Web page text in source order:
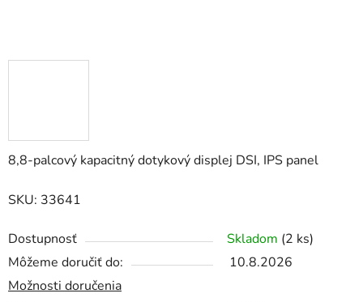
8,8-palcový kapacitný dotykový displej DSI, IPS panel
SKU: 33641
Dostupnosť Skladom (2 ks)
Môžeme doručiť do:
10.8.2026
Možnosti doručenia